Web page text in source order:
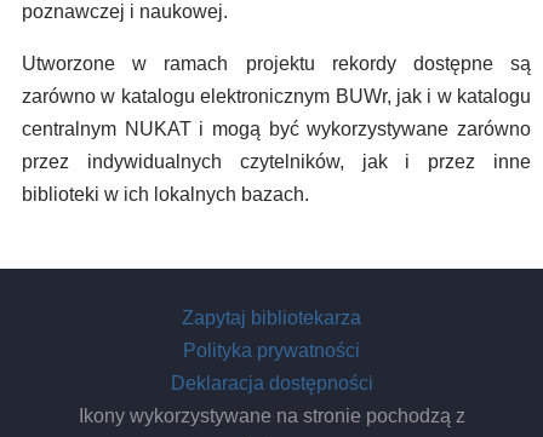
poznawczej i naukowej.
Utworzone w ramach projektu rekordy dostępne są
zarówno w katalogu elektronicznym BUWr, jak i w katalogu
centralnym NUKAT i mogą być wykorzystywane zarówno
przez indywidualnych czytelników, jak i przez inne
biblioteki w ich lokalnych bazach.
Zapytaj bibliotekarza
Polityka prywatności
Deklaracja dostępności
Ikony wykorzystywane na stronie pochodzą z